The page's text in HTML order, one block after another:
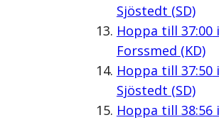
Sjöstedt (SD)
Hoppa till 37:00i
Forssmed (KD)
Hoppa till 37:50i
Sjöstedt (SD)
Hoppa till 38:56i